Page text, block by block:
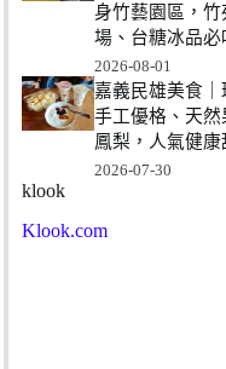
身竹藝園區，
場、台糖冰品必
2026-08-01
嘉義民雄美食
手工優格、天然
鳳梨，人氣健康
2026-07-30
klook
Klook.com